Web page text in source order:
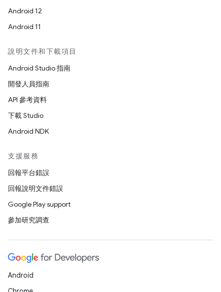
Android 12
Android 11
說明文件和下載項目
Android Studio 指南
開發人員指南
API 參考資料
下載 Studio
Android NDK
支援服務
回報平台錯誤
回報說明文件錯誤
Google Play support
參加研究調查
Android